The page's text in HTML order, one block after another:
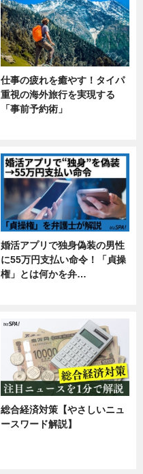
仕事の疲れを癒やす！タイパ
重視の海外旅行を実現する
「事前予約術」
婚活アプリで独身偽装の男性
に55万円支払い命令！「貞操
権」とは何かを弁…
総合経済対策【やさしいニュ
ースワード解説】